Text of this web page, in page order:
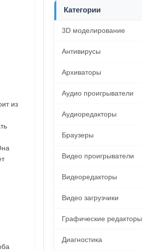
из
Категории
3D моделирование
Антивирусы
Архиваторы
Аудио проигрыватели
Аудиоредакторы
Браузеры
Видео проигрыватели
Видеоредакторы
Видео загрузчики
Графические редакторы
Диагностика